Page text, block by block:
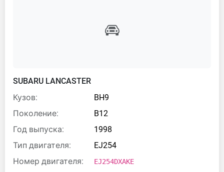
SUBARU LANCASTER
Кузов:
BH9
Поколение:
B12
Год выпуска:
1998
Тип двигателя:
EJ254
Номер двигателя:
EJ254DXAKE